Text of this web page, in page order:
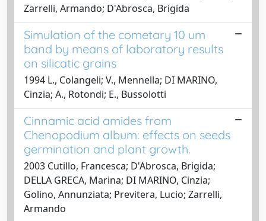
Zarrelli, Armando; D'Abrosca, Brigida
Simulation of the cometary 10 um
band by means of laboratory results
on silicatic grains
1994 L., Colangeli; V., Mennella; DI MARINO,
Cinzia; A., Rotondi; E., Bussolotti
Cinnamic acid amides from
Chenopodium album: effects on seeds
germination and plant growth.
2003 Cutillo, Francesca; D'Abrosca, Brigida;
DELLA GRECA, Marina; DI MARINO, Cinzia;
Golino, Annunziata; Previtera, Lucio; Zarrelli,
Armando